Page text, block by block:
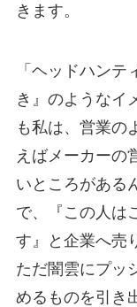
きます。
「ヘッドハン
き』のようなイ
も私は、営業の
えばメーカーの
いところがある
で、『この人は
す』と企業へ売
ただ闇雲にプッ
めるものを引き